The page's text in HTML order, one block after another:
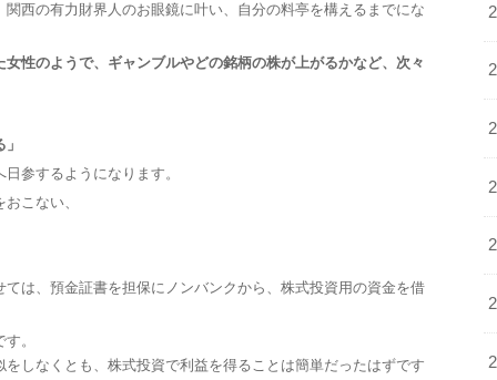
西の有力財界人のお眼鏡に叶い、自分の料亭を構えるまでにな
性のようで、ギャンブルやどの銘柄の株が上がるかなど、次々
参するようになります。
こない、
は、預金証書を担保にノンバンクから、株式投資用の資金を借
。
しなくとも、株式投資で利益を得ることは簡単だったはずです